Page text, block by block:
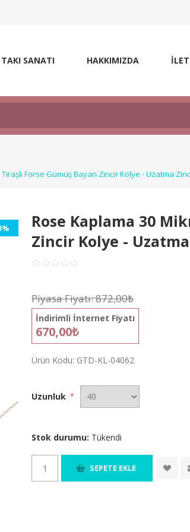
TAKI SANATI HAKKIMIZDA
Forse Gümüş Bayan Zincir Kolye - Uzatma
Rose Kaplama 30
Zincir Kolye -
Piyasa Fiyatı:872,00₺
İndirimli İnternet Fiyatı
670,00₺
Ürün Kodu: GTD-KL-04062
Uzunluk *
Stok durumu: Tükendi